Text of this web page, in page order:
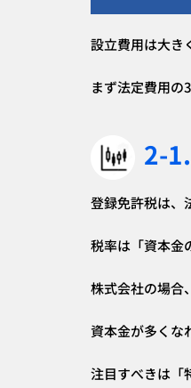
設立費用は大き
まず法定費用の
2-
登録免許税は、
税率は「資本金
株式会社の場合
資本金が多くな
注目すべきは「